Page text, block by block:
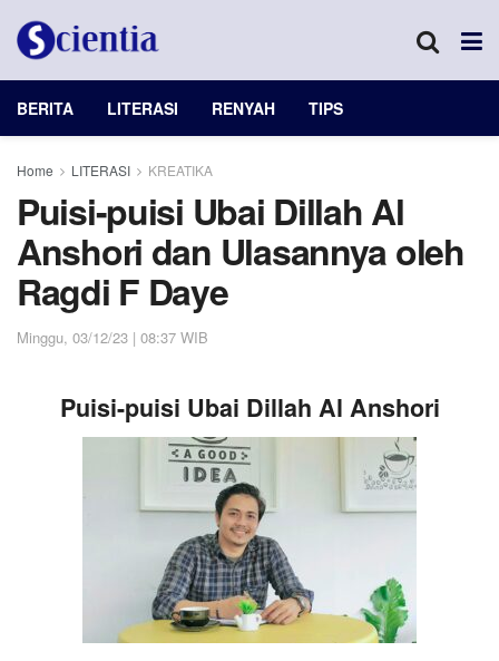
BERITA LITERASI RENYAH TIPS
Home LITERASI KREATIKA
Puisi-puisi Ubai Dillah Al
Anshori dan Ulasannya oleh
Ragdi F Daye
Minggu, 03/12/23 | 08:37 WIB
Puisi-puisi Ubai Dillah Al Anshori